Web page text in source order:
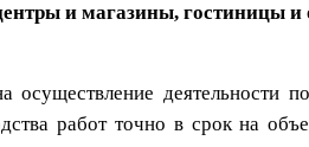
и магазины, гостиницы и
деятельности
работ точно в срок на